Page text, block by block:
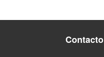
Contacto